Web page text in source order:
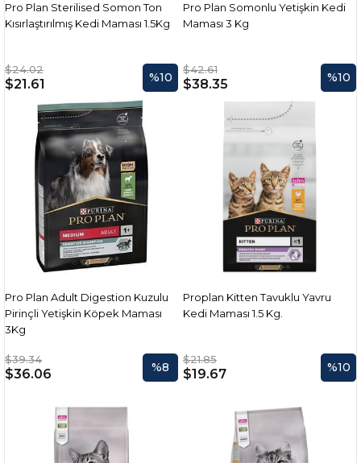
Pro Plan Sterilised Somon Ton
Kısırlaştırılmış Kedi Maması 1.5Kg
$24.02
$21.61 %10
Pro Plan Somonlu Yetişkin Kedi
Maması 3 Kg
$42.61
$38.35 %10
Pro Plan Adult Digestion Kuzulu
Pirinçli Yetişkin Köpek Maması
3Kg
$39.34
$36.06 %8
Proplan Kitten Tavuklu Yavru
Kedi Maması 1.5 Kg.
$21.85
$19.67 %10